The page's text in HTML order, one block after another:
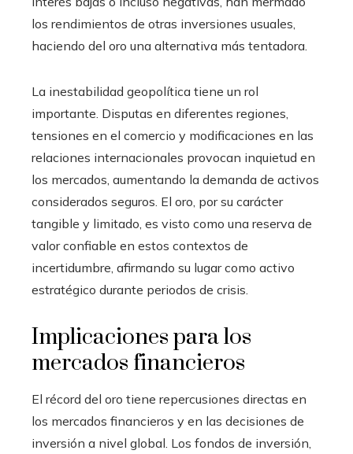
los rendimientos de otras inversiones usuales,
haciendo del oro una alternativa más tentadora.
La inestabilidad geopolítica tiene un rol
importante. Disputas en diferentes regiones,
tensiones en el comercio y modificaciones en las
relaciones internacionales provocan inquietud en
los mercados, aumentando la demanda de activos
considerados seguros. El oro, por su carácter
tangible y limitado, es visto como una reserva de
valor confiable en estos contextos de
incertidumbre, afirmando su lugar como activo
estratégico durante periodos de crisis.
Implicaciones para los
mercados financieros
El récord del oro tiene repercusiones directas en
los mercados financieros y en las decisiones de
inversión a nivel global. Los fondos de inversión,